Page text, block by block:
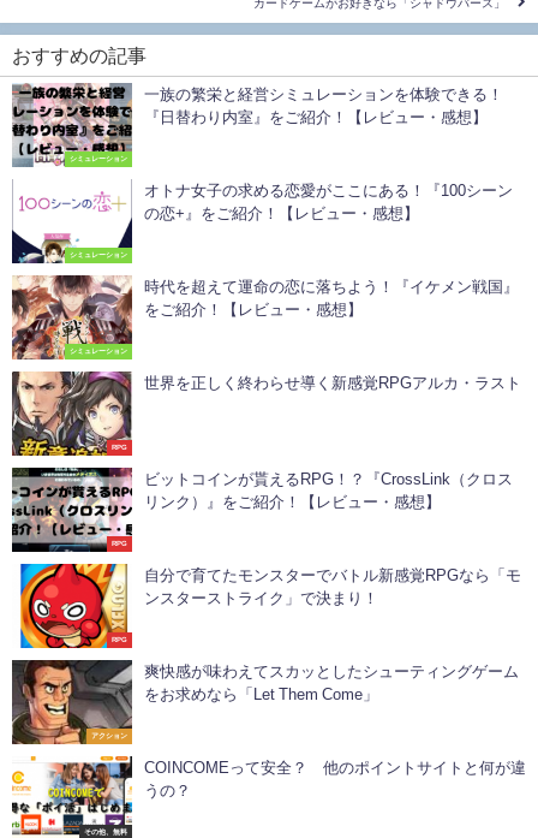
カードゲームがお好きなら「シャドウバース」
おすすめの記事
シミュレーション
一族の繁栄と経営シミュレーションを体験できる！
『日替わり内室』をご紹介！【レビュー・感想】
シミュレーション
オトナ女子の求める恋愛がここにある！『100シーン
の恋+』をご紹介！【レビュー・感想】
シミュレーション
時代を超えて運命の恋に落ちよう！『イケメン戦国』
をご紹介！【レビュー・感想】
RPG
世界を正しく終わらせ導く新感覚RPGアルカ・ラスト
RPG
ビットコインが貰えるRPG！？『CrossLink（クロス
リンク）』をご紹介！【レビュー・感想】
RPG
自分で育てたモンスターでバトル新感覚RPGなら「モ
ンスターストライク」で決まり！
アクション
爽快感が味わえてスカッとしたシューティングゲーム
をお求めなら「Let Them Come」
その他、無料
COINCOMEって安全？ 他のポイントサイトと何が違
うの？